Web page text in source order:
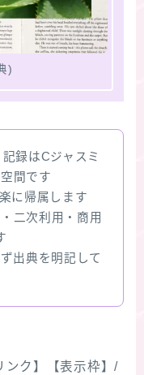
)
録はCジャスミ
間です
に帰属します
二次利用・商用
出典を明記して
ンク】【表示枠】/